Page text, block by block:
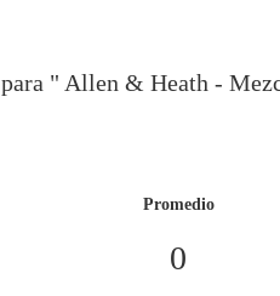
para " Allen & Heath -
Promedio
0